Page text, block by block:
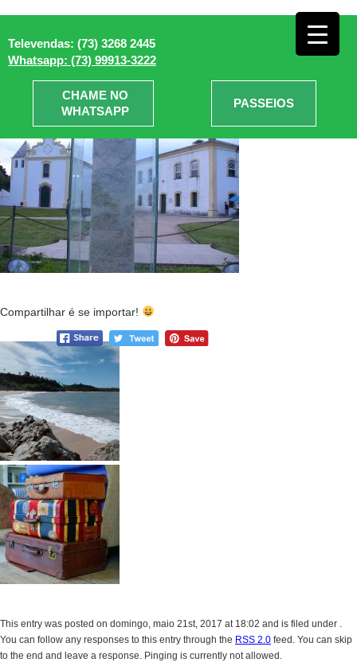
Televendas: (73) 3268 2445
Whatsapp: (73) 99913-3222
CHAME NO
WHATSAPP
PASSEIOS
Primeira_vila_Porto_Seguro
Compartilhar é se importar!
This entry was posted on domingo, maio 21st, 2017 at 18:02 and is filed under .
You can follow any responses to this entry through the RSS 2.0 feed. You can skip
to the end and leave a response. Pinging is currently not allowed.